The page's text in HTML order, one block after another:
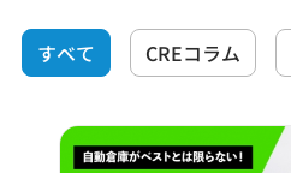
すべて CREコラム